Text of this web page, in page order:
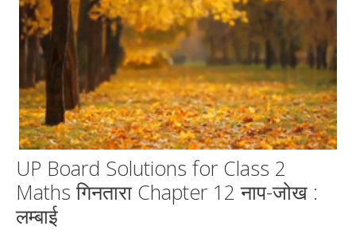
UP Board Solutions for Class 2
Maths गिनतारा Chapter 12 नाप-जोख :
लम्बाई